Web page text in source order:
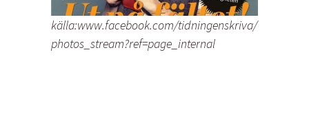
källa:www.facebook.com/tidningenskriva/
photos_stream?ref=page_internal